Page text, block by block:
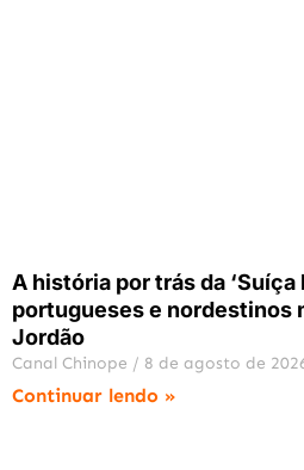
A história por trás da ‘Suíça
portugueses e nordestinos
Jordão
Canal Chinope 8 de agosto de
Continuar lendo »